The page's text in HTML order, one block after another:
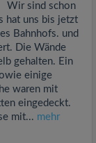
hat uns bis jetzt
Bahnhofs. und
Die Wände
gehalten. Ein
einige
waren mit
eingedeckt.
mit... mehr